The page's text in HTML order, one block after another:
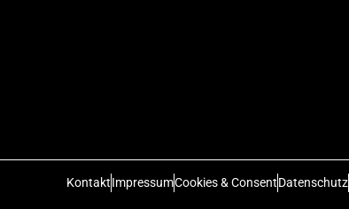
KontaktImpressumCookies & ConsentDatenschutz